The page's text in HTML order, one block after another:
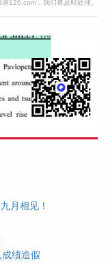
，我们将及时处理。
月相见！
绩造假